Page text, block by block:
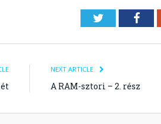
Twitter
NEXT ARTICLE
A RAM-sztori – 2. rész